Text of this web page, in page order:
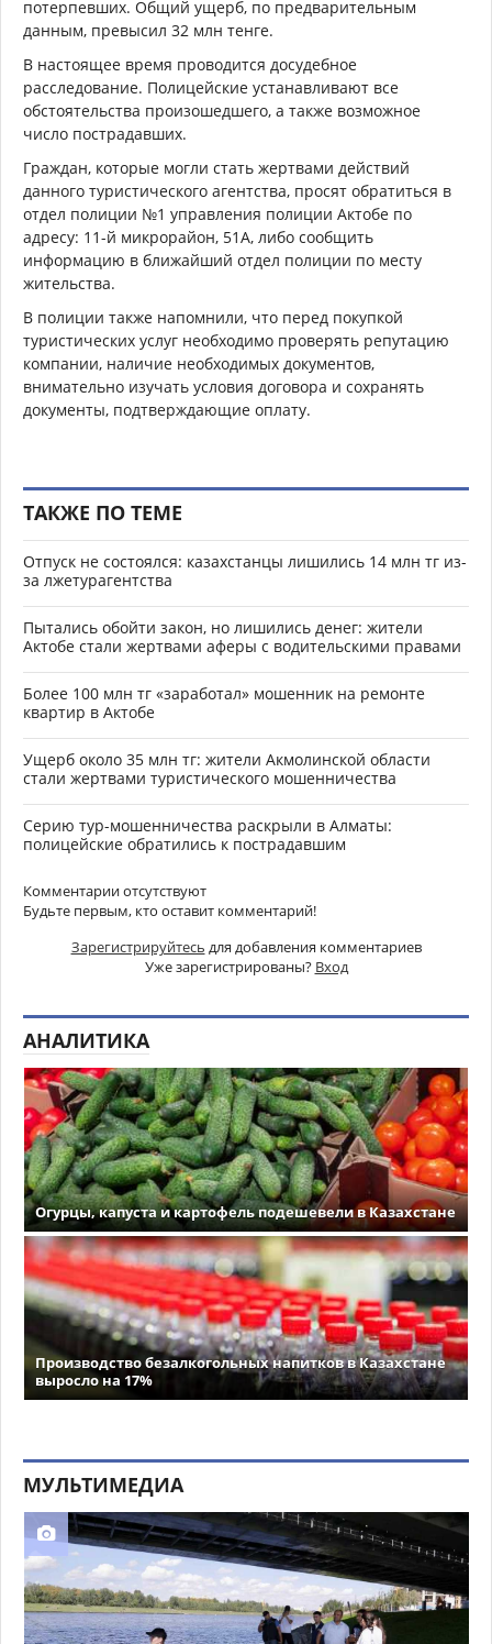
потерпевших. Общий ущерб, по предварительным
данным, превысил 32 млн тенге.
В настоящее время проводится досудебное
расследование. Полицейские устанавливают все
обстоятельства произошедшего, а также возможное
число пострадавших.
Граждан, которые могли стать жертвами действий
данного туристического агентства, просят обратиться в
отдел полиции №1 управления полиции Актобе по
адресу: 11-й микрорайон, 51А, либо сообщить
информацию в ближайший отдел полиции по месту
жительства.
В полиции также напомнили, что перед покупкой
туристических услуг необходимо проверять репутацию
компании, наличие необходимых документов,
внимательно изучать условия договора и сохранять
документы, подтверждающие оплату.
ТАКЖЕ ПО ТЕМЕ
Отпуск не состоялся: казахстанцы лишились 14 млн тг из-
за лжетурагентства
Пытались обойти закон, но лишились денег: жители
Актобе стали жертвами аферы с водительскими правами
Более 100 млн тг «заработал» мошенник на ремонте
квартир в Актобе
Ущерб около 35 млн тг: жители Акмолинской области
стали жертвами туристического мошенничества
Серию тур-мошенничества раскрыли в Алматы:
полицейские обратились к пострадавшим
Комментарии отсутствуют
Будьте первым, кто оставит комментарий!
Зарегистрируйтесь для добавления комментариев
Уже зарегистрированы? Вход
АНАЛИТИКА
Огурцы, капуста и картофель подешевели в Казахстане
Производство безалкогольных напитков в Казахстане
выросло на 17%
МУЛЬТИМЕДИА